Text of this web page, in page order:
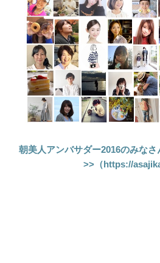
朝美人アンバサダー2016のみな
>>（https://